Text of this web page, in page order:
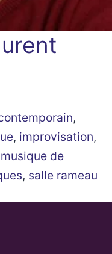
,
, improvisation,
musique de
, salle rameau